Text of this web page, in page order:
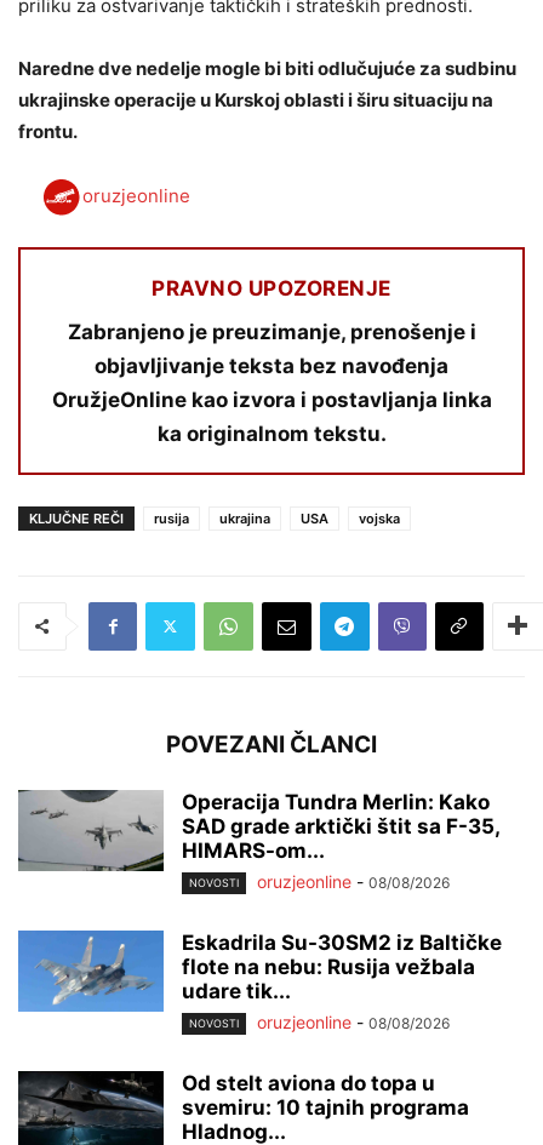
priliku za ostvarivanje taktičkih i strateških prednosti.
Naredne dve nedelje mogle bi biti odlučujuće za sudbinu
ukrajinske operacije u Kurskoj oblasti i širu situaciju na
frontu.
oruzjeonline
PRAVNO UPOZORENJE
Zabranjeno je preuzimanje, prenošenje i
objavljivanje teksta bez navođenja
OružjeOnline kao izvora i postavljanja linka
ka originalnom tekstu.
KLJUČNE REČI rusija ukrajina USA vojska
POVEZANI ČLANCI
Operacija Tundra Merlin: Kako
SAD grade arktički štit sa F-35,
HIMARS-om...
NOVOSTI oruzjeonline - 08/08/2026
Eskadrila Su-30SM2 iz Baltičke
flote na nebu: Rusija vežbala
udare tik...
NOVOSTI oruzjeonline - 08/08/2026
Od stelt aviona do topa u
svemiru: 10 tajnih programa
Hladnog...